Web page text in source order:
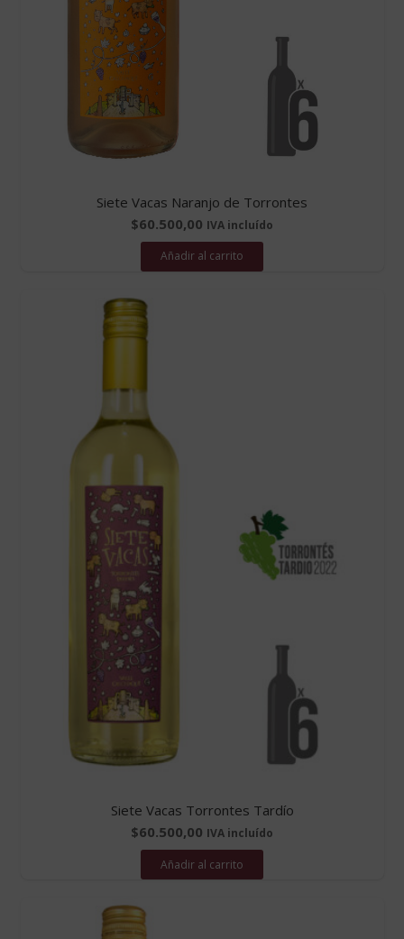
Siete Vacas Naranjo de Torrontes
$60.500,00 IVA incluído
Añadir al carrito
Siete Vacas Torrontes Tardío
$60.500,00 IVA incluído
Añadir al carrito